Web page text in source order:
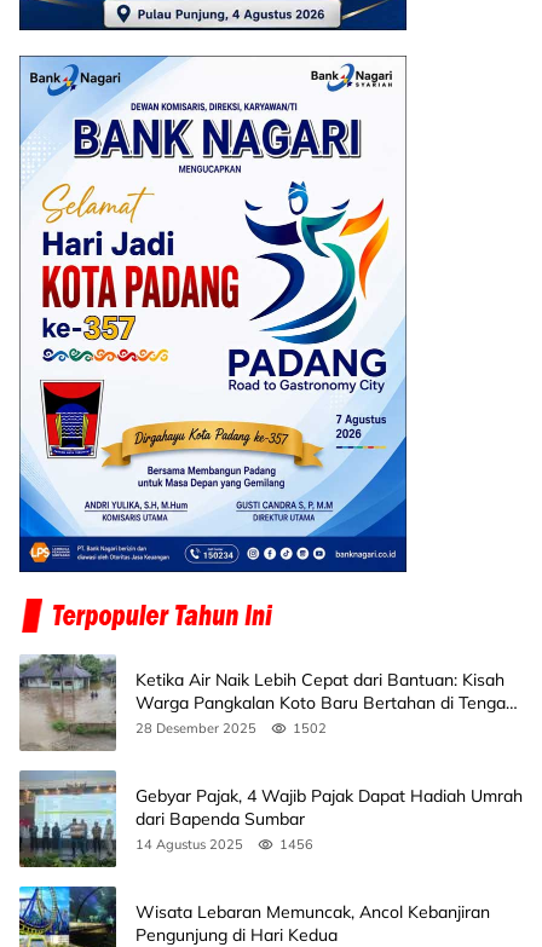
Ketika Air Naik Lebih Cepat dari Bantuan: Kisah
Warga Pangkalan Koto Baru Bertahan di Tengah
Banjir
28 Desember 2025 1502
Gebyar Pajak, 4 Wajib Pajak Dapat Hadiah Umrah
dari Bapenda Sumbar
14 Agustus 2025 1456
Wisata Lebaran Memuncak, Ancol Kebanjiran
Pengunjung di Hari Kedua